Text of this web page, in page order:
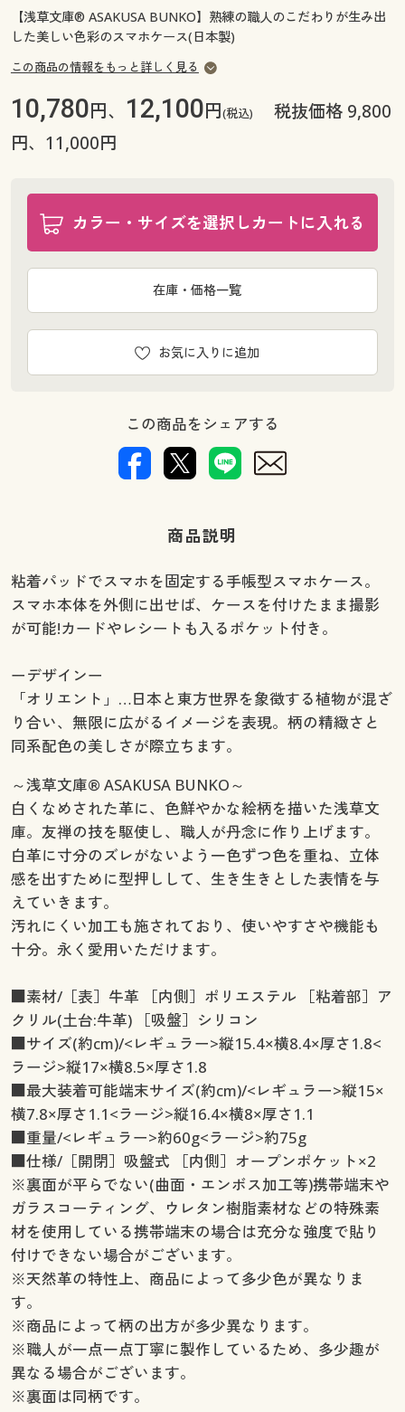
サポート
ご利用ガイド
よくある質問とお問い合わせ
ご利用ガイド
よくある質問とお問い合わせ
【浅草文庫® ASAKUSA BUNKO】熟練の職人のこだわりが生み出
した美しい色彩のスマホケース(日本製)
この商品の情報をもっと詳しく見る
10,780円、 12,100円(税込)
税抜価格 9,800
円、11,000円
カラー・サイズを選択しカートに入れる
お気に入りに追加
在庫・価格一覧
この商品をシェアする
商品説明
粘着パッドでスマホを固定する手帳型スマホケース。
スマホ本体を外側に出せば、ケースを付けたまま撮影
が可能!カードやレシートも入るポケット付き。
ーデザインー
「オリエント」…日本と東方世界を象徴する植物が混ざ
り合い、無限に広がるイメージを表現。柄の精緻さと
同系配色の美しさが際立ちます。
～浅草文庫® ASAKUSA BUNKO～
白くなめされた革に、色鮮やかな絵柄を描いた浅草文
庫。友禅の技を駆使し、職人が丹念に作り上げます。
白革に寸分のズレがないよう一色ずつ色を重ね、立体
感を出すために型押しして、生き生きとした表情を与
えていきます。
汚れにくい加工も施されており、使いやすさや機能も
十分。永く愛用いただけます。
■素材/［表］牛革 ［内側］ポリエステル ［粘着部］ア
クリル(土台:牛革) ［吸盤］シリコン
■サイズ(約cm)/<レギュラー>縦15.4×横8.4×厚さ1.8<
ラージ>縦17×横8.5×厚さ1.8
■最大装着可能端末サイズ(約cm)/<レギュラー>縦15×
横7.8×厚さ1.1<ラージ>縦16.4×横8×厚さ1.1
■重量/<レギュラー>約60g<ラージ>約75g
■仕様/［開閉］吸盤式 ［内側］オープンポケット×2
※裏面が平らでない(曲面・エンボス加工等)携帯端末や
ガラスコーティング、ウレタン樹脂素材などの特殊素
材を使用している携帯端末の場合は充分な強度で貼り
付けできない場合がございます。
※天然革の特性上、商品によって多少色が異なりま
す。
※商品によって柄の出方が多少異なります。
※職人が一点一点丁寧に製作しているため、多少趣が
異なる場合がございます。
※裏面は同柄です。